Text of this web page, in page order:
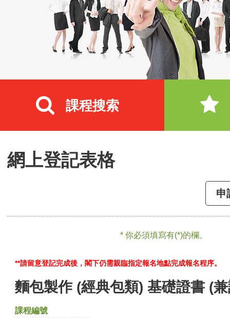
課程搜索
網上登記表格
申
* 你必須填寫有(*)的欄。
**請留意登記完成後，閣下仍需親臨指定報名地點完成報名程序。
麵包製作 (經典包類) 基礎證書 (
課程編號